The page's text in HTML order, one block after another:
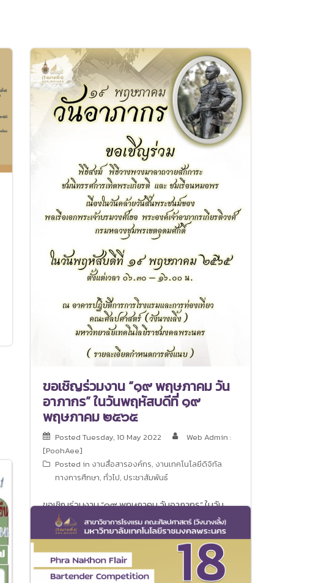
ขอเชิญร่วมงาน “๑๙ พฤษภาคม วัน
อาภากร” ในวันพฤหัสบดีที่ ๑๙
พฤษภาคม ๒๕๖๕
Posted Tuesday, 10 May 2022
Web Admin :
[PoohAee]
Posted in งานสื่อสารองค์กร, งานเทคโนโลยีดิจิทัล
ทางการศึกษา, ทั่วไป, ประชาสัมพันธ์
ขอเชิญร่วมงาน “๑๙ พฤษภาคม วันอาภากร” ในวัน
พฤหัสบดีที่ ๑๙ พฤษภาคม ๒๕๖๕ เวลา ๐๖.๓๐ –
๑๖.๐๐ น. อาคารปฏิบัติการการโรงแรมและการท่อง
เที่ยว คณะศิลปศาสตร์ (วังนางเลิ้ง) มหาวิทยาลัย
เทคโนโลยีราชมงคลพระนคร